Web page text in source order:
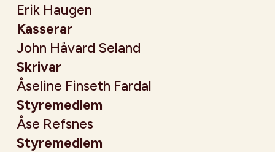
Erik Haugen
Kasserar
John Håvard Seland
Skrivar
Åseline Finseth Fardal
Styremedlem
Åse Refsnes
Styremedlem